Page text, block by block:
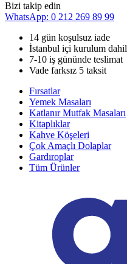
Bizi takip edin
WhatsApp: 0 212 269 89 99
14 gün koşulsuz iade
İstanbul içi kurulum dahil
7-10 iş gününde teslimat
Vade farksız 5 taksit
Fırsatlar
Yemek Masaları
Katlanır Mutfak Masaları
Kitaplıklar
Kahve Köşeleri
Çok Amaçlı Dolaplar
Gardıroplar
Tüm Ürünler